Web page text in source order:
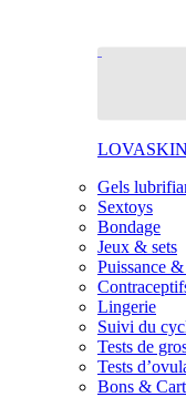
LOVASKIN
Gels
Sextoys
Bondage
Jeux & sets
Puissance
Lingerie
Suivi du
Tests de
Tests
Bons &